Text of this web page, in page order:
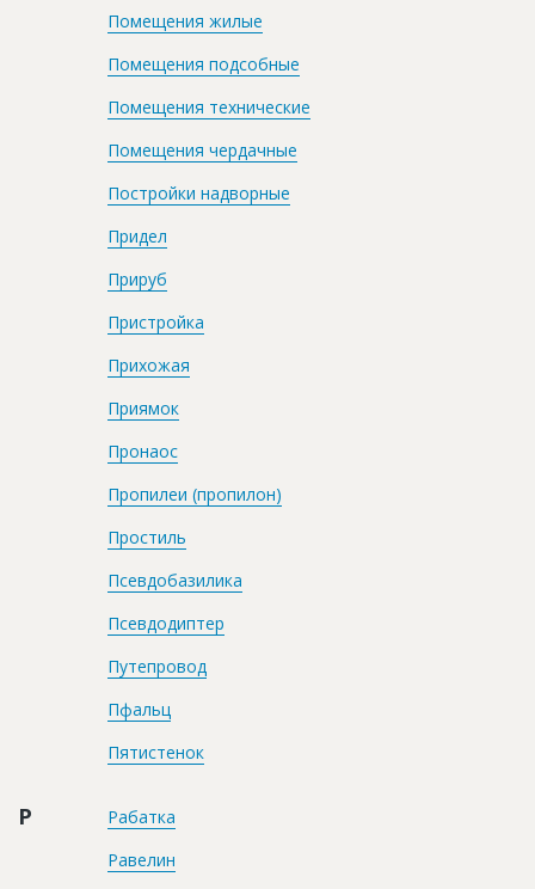
Помещения жилые
Помещения подсобные
Помещения технические
Помещения чердачные
Постройки надворные
Придел
Прируб
Пристройка
Прихожая
Приямок
Пронаос
Пропилеи (пропилон)
Простиль
Псевдобазилика
Псевдодиптер
Путепровод
Пфальц
Пятистенок
Р
Рабатка
Равелин